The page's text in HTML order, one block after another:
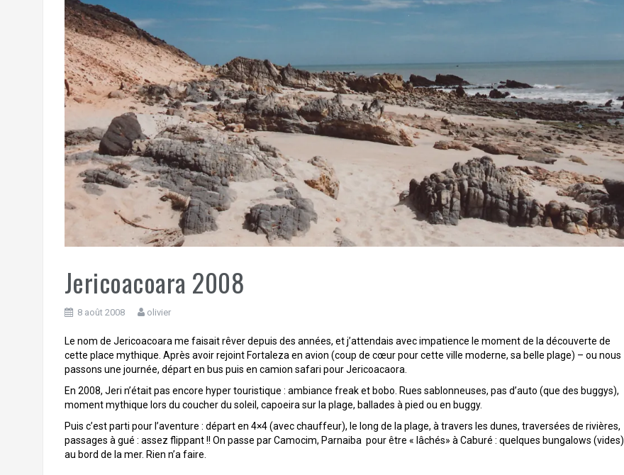
Jericoacoara 2008
8 août 2008 olivier
Le nom de Jericoacoara me faisait rêver depuis des années, et j’attendais avec impatience le moment de la découverte de
cette place mythique. Après avoir rejoint Fortaleza en avion (coup de cœur pour cette ville moderne, sa belle plage) – ou nous
passons une journée, départ en bus puis en camion safari pour Jericoacaora.
En 2008, Jeri n’était pas encore hyper touristique : ambiance freak et bobo. Rues sablonneuses, pas d’auto (que des buggys),
moment mythique lors du coucher du soleil, capoeira sur la plage, ballades à pied ou en buggy.
Puis c’est parti pour l’aventure : départ en 4×4 (avec chauffeur), le long de la plage, à travers les dunes, traversées de rivières,
passages à gué : assez flippant !! On passe par Camocim, Parnaiba pour être « lâchés» à Caburé : quelques bungalows (vides)
au bord de la mer. Rien n’a faire.